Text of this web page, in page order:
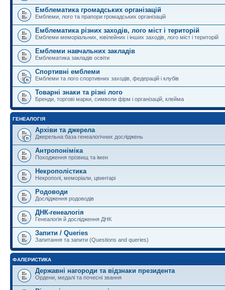
Емблематика громадських організацій
Емблеми, лого та прапори громадських організацій
Емблематика різних заходів, лого міст і територій
Емблеми меморіальних, ювілейних і інших заходів, лого міст і територій
Емблеми навчальних закладів
Емблематика закладів освіти
Спортивні емблеми
Емблеми та лого спортивних заходів, федерацій і клубів
Товарні знаки та різні лого
Бренди, торгові марки, символи фірм і організацій, клейма
ГЕНЕАЛОГІЯ
Архіви та джерела
Джерельна база генеалогічних досліджень
Антропоніміка
Походження прізвищ та імен
Некрополістика
Некрополі, меморіали, цвинтарі
Родоводи
Дослідження родоводів
ДНК-генеалогія
Генеалогія й дослідження ДНК
Запити / Queries
Запитання та запити (Questions and queries)
ФАЛЕРИСТИКА
Державні нагороди та відзнаки президента
Ордени, медалі та почесні звання